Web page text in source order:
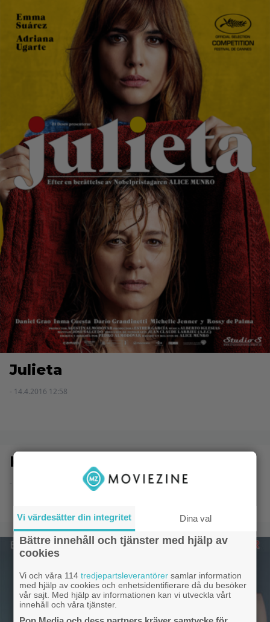
Julieta
- 14.4.2016 12:58
Kära passagerare
- 8.6.2014 20:52
Vi värdesätter din integritet Dina val
Bättre innehåll och tjänster med hjälp av
cookies
Vi och våra 114tredjepartsleverantörer samlar information
med hjälp av cookies och enhetsidentifierare då du besöker
vår sajt. Med hjälp av informationen kan vi utveckla vårt
innehåll och våra tjänster.